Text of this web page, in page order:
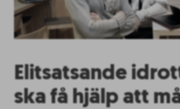
Elitsatsande
ska få hjälp att